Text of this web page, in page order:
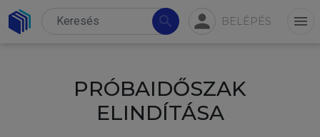
search person BELÉPÉS menu
PRÓBAIDŐSZAK
ELINDÍTÁSA